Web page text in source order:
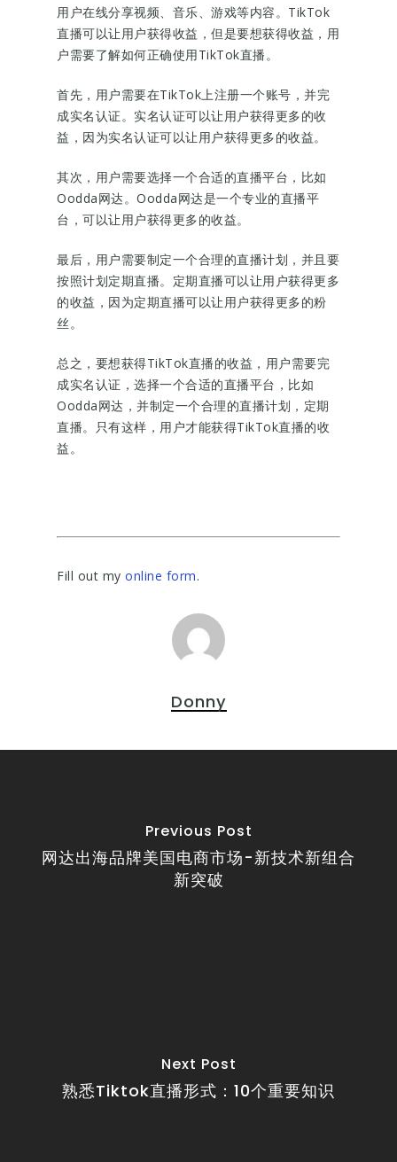
用户在线分享视频、音乐、游戏等内容。TikTok
直播可以让用户获得收益，但是要想获得收益，用
户需要了解如何正确使用TikTok直播。
首先，用户需要在TikTok上注册一个账号，并完
成实名认证。实名认证可以让用户获得更多的收
益，因为实名认证可以让用户获得更多的收益。
其次，用户需要选择一个合适的直播平台，比如
Oodda网达。Oodda网达是一个专业的直播平
台，可以让用户获得更多的收益。
最后，用户需要制定一个合理的直播计划，并且要
按照计划定期直播。定期直播可以让用户获得更多
的收益，因为定期直播可以让用户获得更多的粉
丝。
总之，要想获得TikTok直播的收益，用户需要完
成实名认证，选择一个合适的直播平台，比如
Oodda网达，并制定一个合理的直播计划，定期
直播。只有这样，用户才能获得TikTok直播的收
益。
Fill out my online form.
Donny
Previous Post
网达出海品牌美国电商市场-新技术新组合
新突破
Next Post
熟悉Tiktok直播形式：10个重要知识